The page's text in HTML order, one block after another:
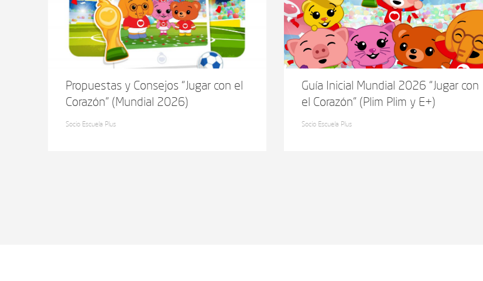
Propuestas y Consejos “Jugar con el
Corazón” (Mundial 2026)
Socio Escuela Plus
Guía Inicial Mundial 2026 “Jugar con
el Corazón” (Plim Plim y E+)
Socio Escuela Plus